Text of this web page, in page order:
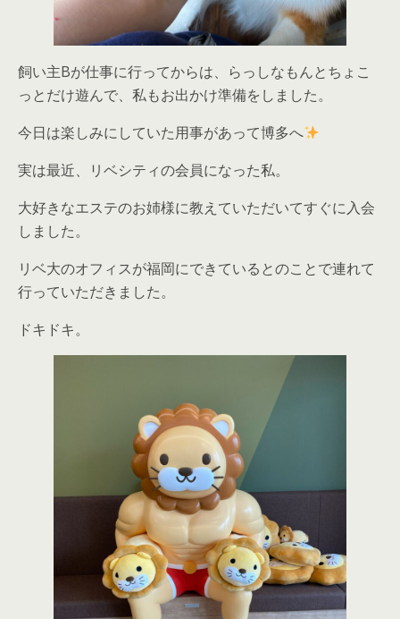
飼い主Bが仕事に行ってからは、らっしなもんとちょこ
っとだけ遊んで、私もお出かけ準備をしました。
今日は楽しみにしていた用事があって博多へ
実は最近、リベシティの会員になった私。
大好きなエステのお姉様に教えていただいてすぐに入会
しました。
リベ大のオフィスが福岡にできているとのことで連れて
行っていただきました。
ドキドキ。